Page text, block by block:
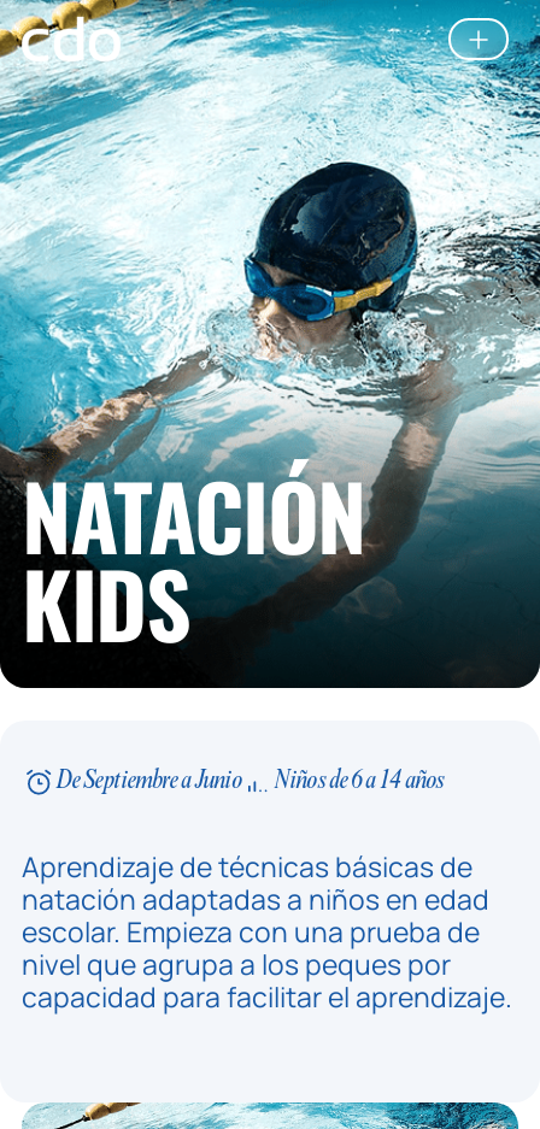
NATACIÓN
KIDS
De Septiembre a Junio Niños de 6 a 14 años
Aprendizaje de técnicas básicas de
natación adaptadas a niños en edad
escolar. Empieza con una prueba de
nivel que agrupa a los peques por
capacidad para facilitar el aprendizaje.